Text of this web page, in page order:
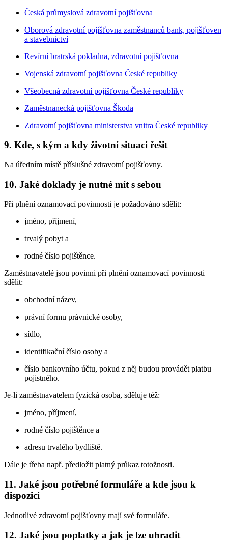
Česká průmyslová zdravotní pojišťovna
Oborová zdravotní pojišťovna zaměstnanců bank, pojišťoven
a stavebnictví
Revírní bratrská pokladna, zdravotní pojišťovna
Vojenská zdravotní pojišťovna České republiky
Všeobecná zdravotní pojišťovna České republiky
Zaměstnanecká pojišťovna Škoda
Zdravotní pojišťovna ministerstva vnitra České republiky
9. Kde, s kým a kdy životní situaci řešit
Na úředním místě příslušné zdravotní pojišťovny.
10. Jaké doklady je nutné mít s sebou
Při plnění oznamovací povinnosti je požadováno sdělit:
jméno, příjmení,
trvalý pobyt a
rodné číslo pojištěnce.
Zaměstnavatelé jsou povinni při plnění oznamovací povinnosti
sdělit:
obchodní název,
právní formu právnické osoby,
sídlo,
identifikační číslo osoby a
číslo bankovního účtu, pokud z něj budou provádět platbu
pojistného.
Je-li zaměstnavatelem fyzická osoba, sděluje též:
jméno, příjmení,
rodné číslo pojištěnce a
adresu trvalého bydliště.
Dále je třeba např. předložit platný průkaz totožnosti.
11. Jaké jsou potřebné formuláře a kde jsou k
dispozici
Jednotlivé zdravotní pojišťovny mají své formuláře.
12. Jaké jsou poplatky a jak je lze uhradit